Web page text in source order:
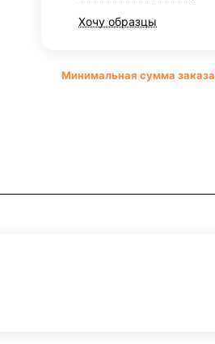
Хочу образцы
Минимальная сумма заказа